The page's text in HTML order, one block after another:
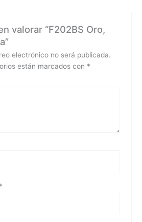
valorar “F202BS Oro,
electrónico no será publicada.
están marcados con *
*